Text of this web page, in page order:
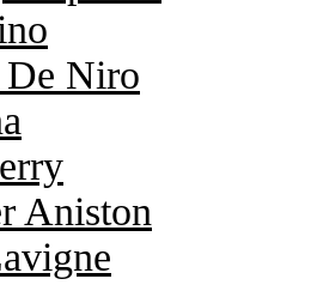
De Niro
Aniston